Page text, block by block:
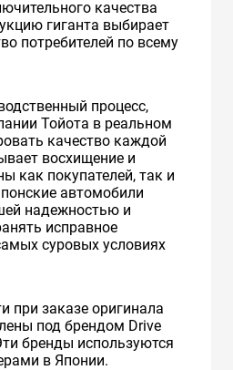
качества
гиганта выбирает
потребителей по всему
процесс,
Тойота в реальном
качество каждой
восхищение и
как покупателей, так и
автомобили
надежностью и
исправное
суровых условиях
при заказе оригинала
под брендом Drive
бренды используются
в Японии.